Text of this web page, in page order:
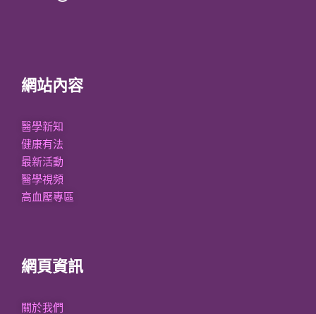
網站內容
醫學新知
健康有法
最新活動
醫學視頻
高血壓專區
網頁資訊
關於我們